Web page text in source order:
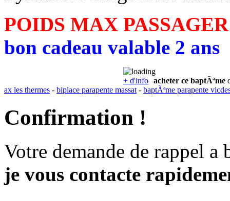
POIDS MAX
bon cadeau valable 2 ans
+ d'info acheter ce baptÃªme
ax les thermes - biplace parapente massat - baptÃªme parapente
Confirmation !
Votre demande de rappel a
je vous contacte